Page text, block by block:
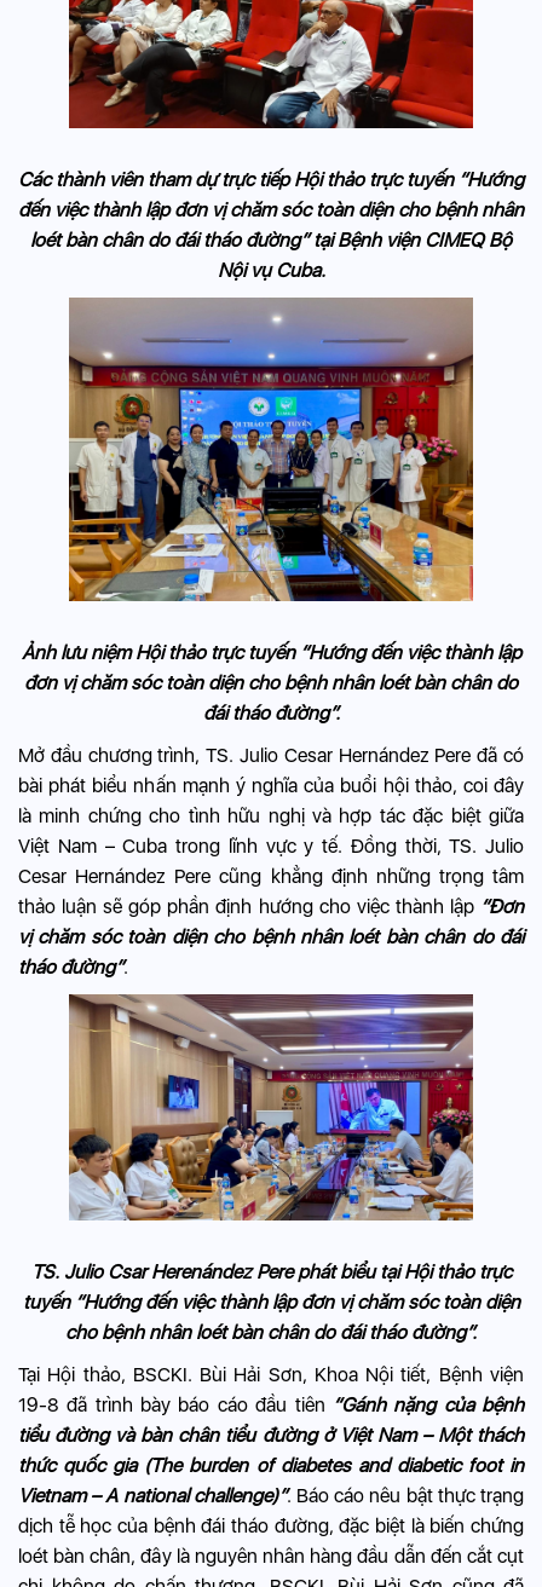
Các thành viên tham dự trực tiếp Hội thảo trực tuyến “Hướng
đến việc thành lập đơn vị chăm sóc toàn diện cho bệnh nhân
loét bàn chân do đái tháo đường” tại Bệnh viện CIMEQ Bộ
Nội vụ Cuba.
Ảnh lưu niệm Hội thảo trực tuyến “Hướng đến việc thành lập
đơn vị chăm sóc toàn diện cho bệnh nhân loét bàn chân do
đái tháo đường”.
Mở đầu chương trình, TS. Julio Cesar Hernández Pere đã có
bài phát biểu nhấn mạnh ý nghĩa của buổi hội thảo, coi đây
là minh chứng cho tình hữu nghị và hợp tác đặc biệt giữa
Việt Nam – Cuba trong lĩnh vực y tế. Đồng thời, TS. Julio
Cesar Hernández Pere cũng khẳng định những trọng tâm
thảo luận sẽ góp phần định hướng cho việc thành lập “Đơn
vị chăm sóc toàn diện cho bệnh nhân loét bàn chân do đái
tháo đường”.
TS. Julio Csar Herenández Pere phát biểu tại Hội thảo trực
tuyến “Hướng đến việc thành lập đơn vị chăm sóc toàn diện
cho bệnh nhân loét bàn chân do đái tháo đường”.
Tại Hội thảo, BSCKI. Bùi Hải Sơn, Khoa Nội tiết, Bệnh viện
19-8 đã trình bày báo cáo đầu tiên “Gánh nặng của bệnh
tiểu đường và bàn chân tiểu đường ở Việt Nam – Một thách
thức quốc gia (The burden of diabetes and diabetic foot in
Vietnam – A national challenge)”. Báo cáo nêu bật thực trạng
dịch tễ học của bệnh đái tháo đường, đặc biệt là biến chứng
loét bàn chân, đây là nguyên nhân hàng đầu dẫn đến cắt cụt